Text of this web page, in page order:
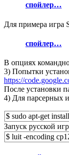
спойлер…
Для примера игра
спойлер…
В опциях
3) Попытки
https://
После установки
4) Для парсерных
$ sudo apt-get
Запуск русской
$ luit -encoding